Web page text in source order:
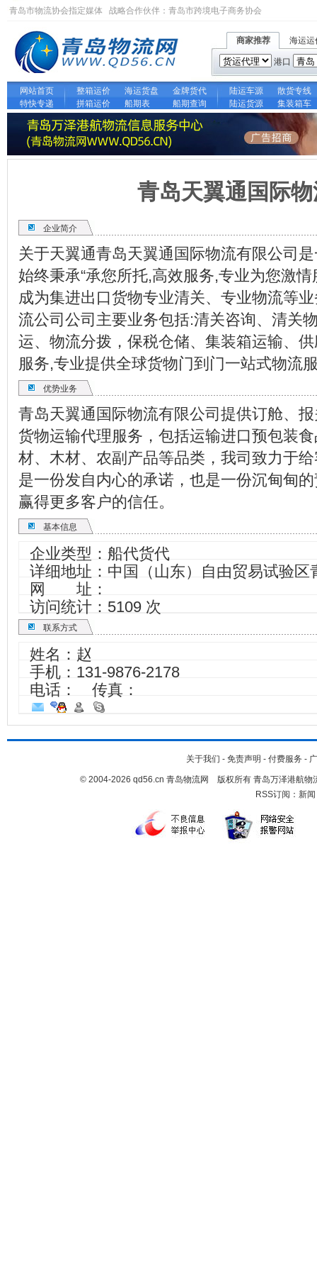
青岛市物流协会指定媒体 战略合作伙伴： 青岛市跨境电子商务协会
商家推荐 海运运
港口
网站首页 整箱运价 海运货盘 金牌货代 陆运车源
散货专线
特快专递
拼箱运价 船期表 船期查询 陆运货源 集装箱车
青岛天翼通国际
企业简介
关于天翼通青岛天翼通国际物流有限公司
始终秉承“承您所托,高效服务,专业为您激
成为集进出口货物专业清关、专业物流等
流公司公司主要业务包括:清关咨询、清关
运、物流分拨，保税仓储、集装箱运输、
服务,专业提供全球货物门到门一站式物流
优势业务
青岛天翼通国际物流有限公司提供订舱、
货物运输代理服务，包括运输进口预包装
材、木材、农副产品等品类，我司致力于
是一份发自内心的承诺，也是一份沉甸甸
赢得更多客户的信任。
基本信息
企业类型：船代货代
详细地址：中国（山东）自由贸易试验
网 址：
访问统计：5109 次
联系方式
姓名：赵
手机： 131-9876-2178
电话： 传真：
关于我们 - 免责声明 - 付费服务 -
© 2004-2026 qd56.cn 青岛物流网 版权所有 青岛万泽港航物
RSS订阅： 新闻